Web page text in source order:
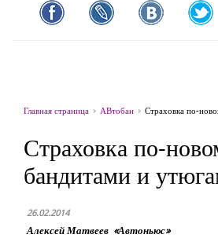
Главная страница АВтобан Страховка по-
Страховка по-
бандитами и
26.02.2014
Алексей Матвеев «Автоньюс»